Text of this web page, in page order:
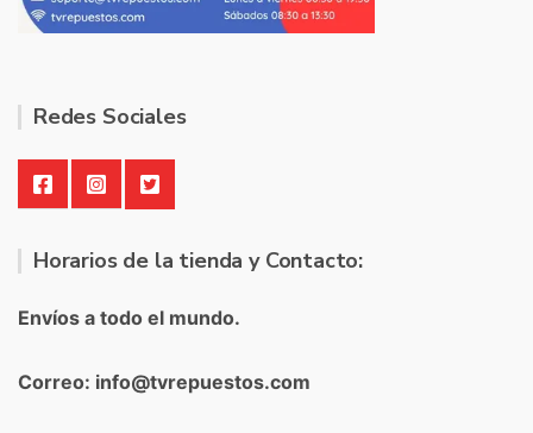
Redes Sociales
Horarios de la tienda y Contacto:
Envíos a todo el mundo.
Correo: info@tvrepuestos.com